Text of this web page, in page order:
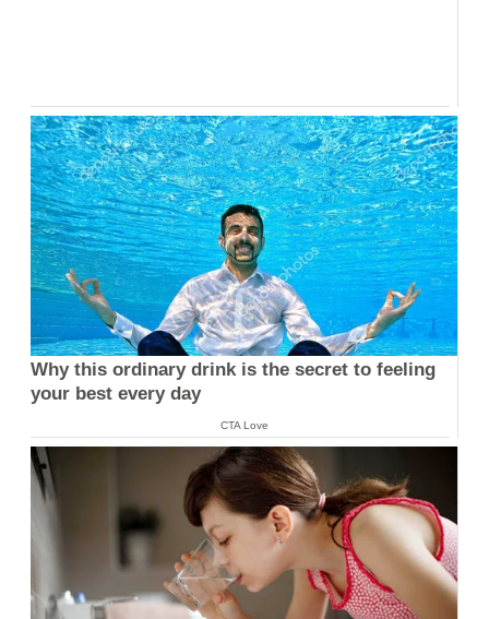
Why this ordinary drink is the secret to feeling
your best every day
CTA Love